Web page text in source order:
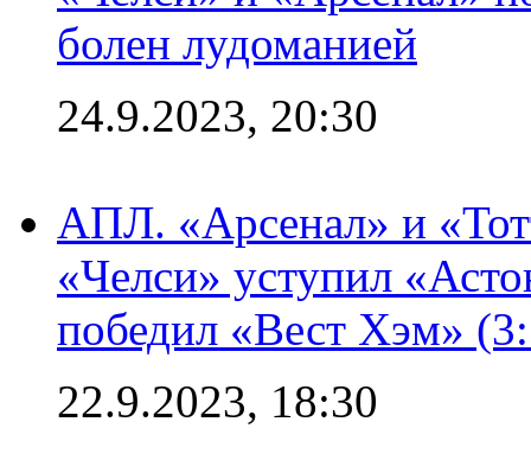
болен лудоманией
24.9.2023, 20:30
АПЛ. «Арсенал» и
«Челси» уступил
победил «Вест Хэм»
22.9.2023, 18:30